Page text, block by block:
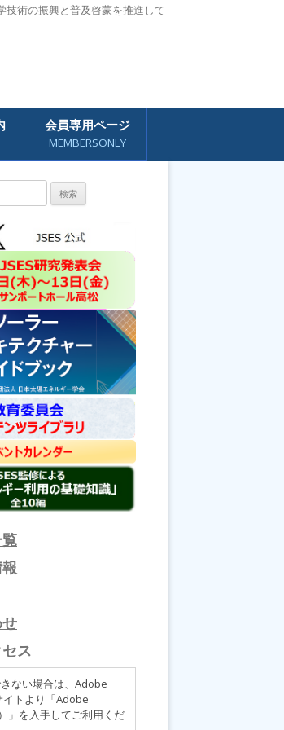
技術の振興と普及啓蒙を推進して
会員専用ページ
MEMBERSONLY
ス
ない場合は、Adobe
トより「Adobe
」を入手してご利用くだ